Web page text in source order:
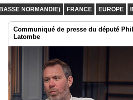
NORMANDIE) FRANCE EUROPE
Communiqué de presse du député
Latombe